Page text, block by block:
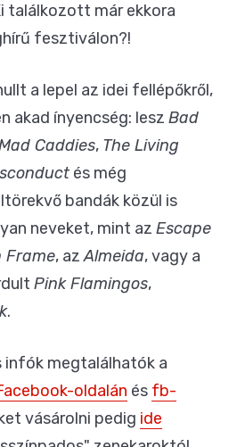
találkozott már ekkora
fesztiválon?!
a lepel az idei fellépőkről,
akad ínyencség: lesz Bad
Caddies, The Living
és még
bandák közül is
neveket, mint az Escape
Frame, azAlmeida, vagy a
Pink Flamingos,
.
megtalálhatók a
oldalán és fb-
vásárolni pedig ide